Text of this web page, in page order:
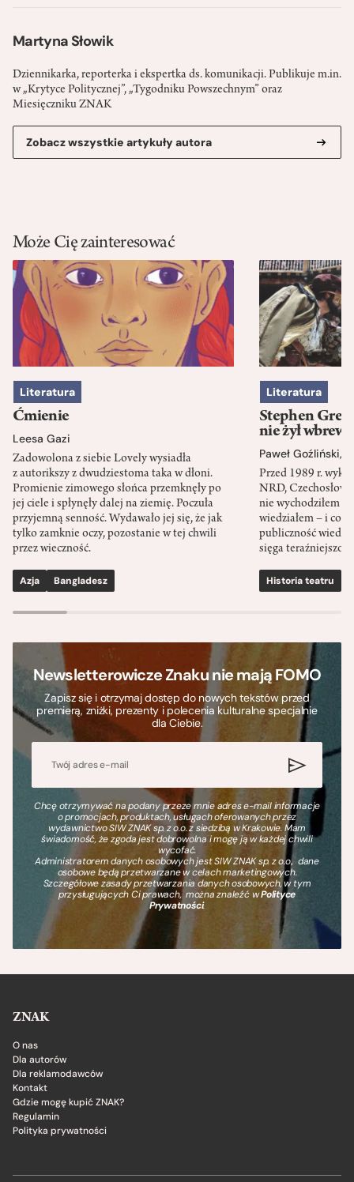
Martyna Słowik
Dziennikarka, reporterka i ekspertka ds. komunikacji. Publikuje m.in.
w „Krytyce Politycznej”, „Tygodniku Powszechnym” oraz
Miesięczniku ZNAK
Zobacz wszystkie artykuły autora
Może Cię zainteresować
Literatura
Ćmienie
Leesa Gazi
Zadowolona z siebie Lovely wysiadła
z autorikszy z dwudziestoma taka w dłoni.
Promienie zimowego słońca przemknęły po
jej ciele i spłynęły dalej na ziemię. Poczuła
przyjemną senność. Wydawało jej się, że jak
tylko zamknie oczy, pozostanie w tej chwili
przez wieczność.
Azja Bangladesz
Literatura
Stephen
nie żył wbrew
Paweł Goźliński,
Przed 1989 r.
NRD,
nie wychodziłem
wiedziałem – i co
publiczność
sięga
Historia teatru
Newsletterowicze Znaku nie mają FOMO
Zapisz się i otrzymaj dostęp do nowych tekstów przed
premierą, zniżki, prezenty i polecenia kulturalne specjalnie
dla Ciebie.
Chcę otrzymywać na podany przeze mnie adres e-mail informacje
o promocjach, produktach, usługach oferowanych przez
wydawnictwo SIW ZNAK sp. z o.o. z siedzibą w Krakowie. Mam
świadomość, że zgoda jest dobrowolna i mogę ją w każdej chwili
wycofać.
Administratorem danych osobowych jest SIW ZNAK sp. z o.o., dane
osobowe będą przetwarzane w celach marketingowych.
Szczegółowe zasady przetwarzania danych osobowych, w tym
przysługujących Ci prawach, można znaleźć wPolityce
Prywatności.
ZNAK
O nas
Dla autorów
Dla reklamodawców
Kontakt
Gdzie mogę kupić ZNAK?
Regulamin
Polityka prywatności